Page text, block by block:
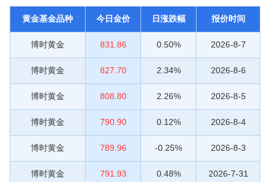
黄金基金品种 今日金价 日涨跌幅 报价时间
博时黄金 831.86 0.50% 2026-8-7
博时黄金 827.70 2.34% 2026-8-6
博时黄金 808.80 2.26% 2026-8-5
博时黄金 790.90 0.12% 2026-8-4
博时黄金 789.96 -0.25% 2026-8-3
博时黄金 791.93 0.48% 2026-7-31